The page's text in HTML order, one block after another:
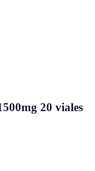
20 viales